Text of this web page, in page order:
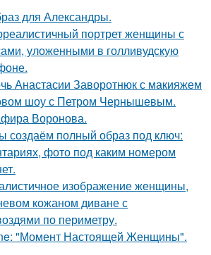
для Александры.
портрет женщины с
уложенными в голливудскую
Анастасии Заворотнюк с макияжем
шоу с Петром Чернышевым.
Воронова.
создаём полный образ под ключ:
фото под каким номером
изображение женщины,
кожаном диване с
по периметру.
"Момент Настоящей Женщины".